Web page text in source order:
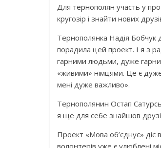
Для тернополян участь у
кругозір і знайти нових
Тернополянка Надія Бобчук
порадила цей проект. І я з
гарними людьми, дуже
«живими» німцями. Це є дуже
мені дуже важливо».
Тернополянин Остап
я ще для себе знайшов
Проект «Мова об’єднує» діє
волонтерів уже є улюблені